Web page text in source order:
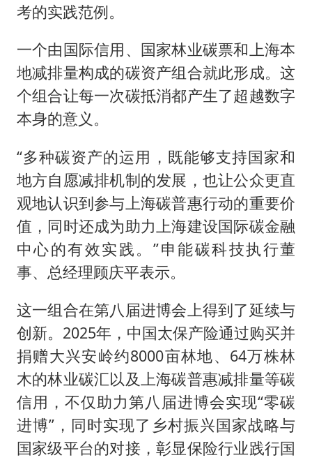
考的实践范例。
一个由国际信用、国家林业碳票和上海本
地减排量构成的碳资产组合就此形成。这
个组合让每一次碳抵消都产生了超越数字
本身的意义。
“多种碳资产的运用，既能够支持国家和
地方自愿减排机制的发展，也让公众更直
观地认识到参与上海碳普惠行动的重要价
值，同时还成为助力上海建设国际碳金融
中心的有效实践。”申能碳科技执行董
事、总经理顾庆平表示。
这一组合在第八届进博会上得到了延续与
创新。2025年，中国太保产险通过购买并
捐赠大兴安岭约8000亩林地、64万株林
木的林业碳汇以及上海碳普惠减排量等碳
信用，不仅助力第八届进博会实现“零碳
进博”，同时实现了乡村振兴国家战略与
国家级平台的对接，彰显保险行业践行国